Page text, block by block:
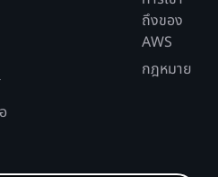
ถึงของ
AWS
กฎหมาย